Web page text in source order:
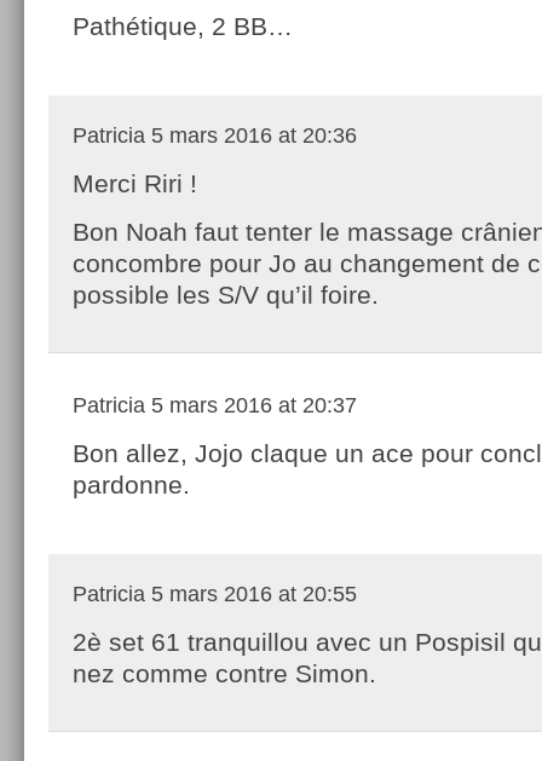
Pathétique, 2 BB…
Patricia 5 mars 2016 at 20:36
Merci Riri !
Bon Noah faut tenter le massage
concombre pour Jo au changement de
possible les S/V qu’il foire.
Patricia 5 mars 2016 at 20:37
Bon allez, Jojo claque un ace pour
pardonne.
Patricia 5 mars 2016 at 20:55
2è set 61 tranquillou avec un Pospisil
nez comme contre Simon.